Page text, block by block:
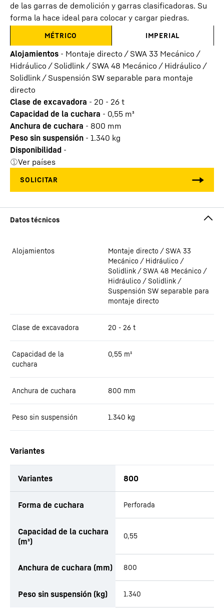
de las garras de demolición y garras clasificadoras. Su
forma la hace ideal para colocar y cargar piedras.
MÉTRICO IMPERIAL
Alojamientos - Montaje directo / SWA 33 Mecánico /
Hidráulico / Solidlink / SWA 48 Mecánico / Hidráulico /
Solidlink / Suspensión SW separable para montaje
directo
Clase de excavadora - 20 - 26 t
Capacidad de la cuchara - 0,55 m³
Anchura de cuchara - 800 mm
Peso sin suspensión - 1.340 kg
Disponibilidad -
Ver países
Alojamientos
Montaje directo / SWA 33
Mecánico / Hidráulico /
Solidlink / SWA 48 Mecánico /
Hidráulico / Solidlink /
Suspensión SW separable para
montaje directo
Clase de excavadora 20 - 26 t
Capacidad de la
cuchara
0,55 m³
Anchura de cuchara 800 mm
Peso sin suspensión 1.340 kg
Variantes
Variantes 800
Forma de cuchara Perforada
Capacidad de la cuchara
(m³)
0,55
Anchura de cuchara (mm) 800
Peso sin suspensión (kg) 1.340